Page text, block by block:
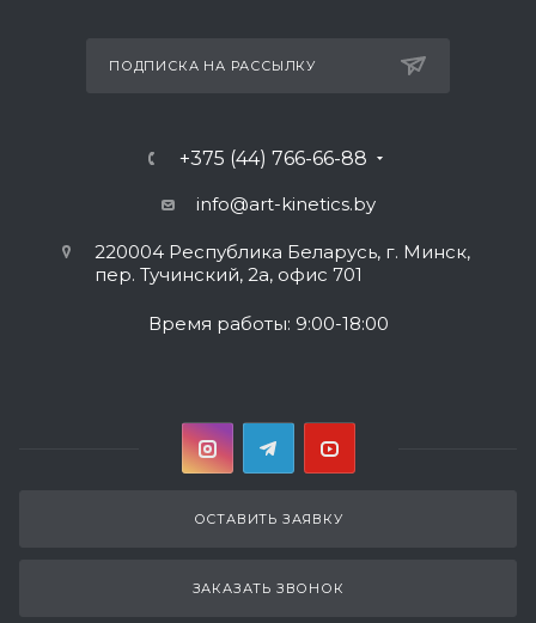
ПОДПИСКА НА РАССЫЛКУ
+375 (44) 766-66-88
info@art-kinetics.by
220004 Республика Беларусь, г. Минск,
пер. Тучинский, 2а, офис 701
Время работы: 9:00-18:00
ОСТАВИТЬ ЗАЯВКУ
ЗАКАЗАТЬ ЗВОНОК